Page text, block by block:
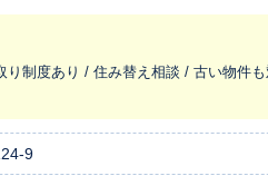
制度あり / 住み替え相談 / 古い物件
9